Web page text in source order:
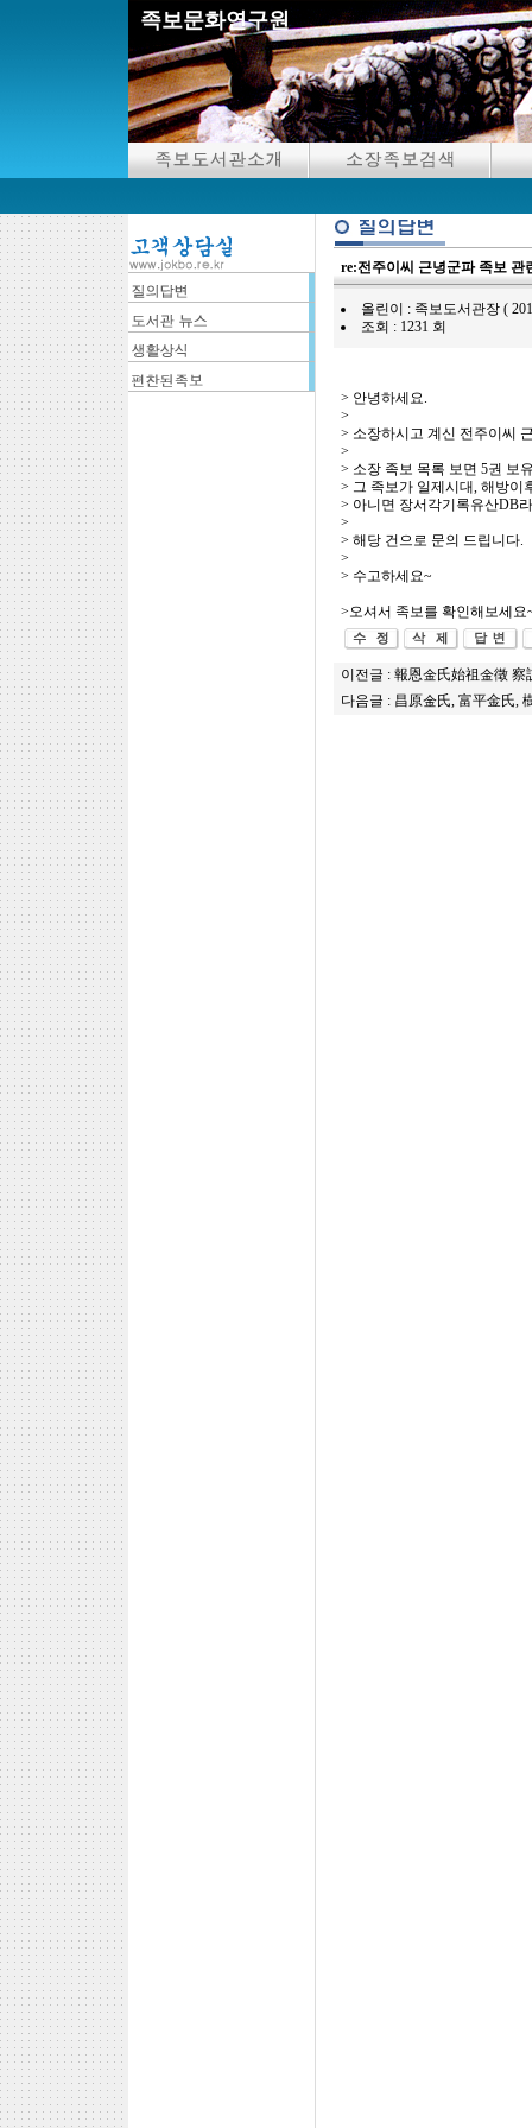
족보문화연구원
re:전주이씨 근녕군파 족보 관
올린이 : 족보도서관장 (
조회 : 1231 회
> 안녕하세요.
>
> 소장하시고 계신 전주이씨
>
> 소장 족보 목록 보면 5권 보
> 그 족보가 일제시대, 해방이
> 아니면 장서각기록유산DB
>
> 해당 건으로 문의 드립니다.
>
> 수고하세요~
>오셔서 족보를 확인해보세요
이전글 : 報恩金氏始祖金徵 察
다음글 : 昌原金氏, 富平金氏,